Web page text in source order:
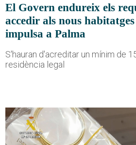
El Govern endureix els
accedir als nous
impulsa a Palma
S'hauran d'acreditar un mínim de
residència legal